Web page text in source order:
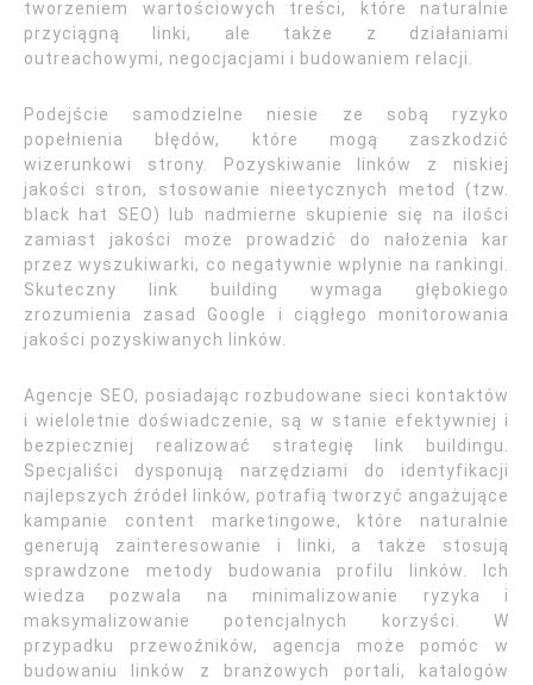
tworzeniem wartościowych treści, które naturalnie
przyciągną linki, ale także z działaniami
outreachowymi, negocjacjami i budowaniem relacji.
Podejście samodzielne niesie ze sobą ryzyko
popełnienia błędów, które mogą zaszkodzić
wizerunkowi strony. Pozyskiwanie linków z niskiej
jakości stron, stosowanie nieetycznych metod (tzw.
black hat SEO) lub nadmierne skupienie się na ilości
zamiast jakości może prowadzić do nałożenia kar
przez wyszukiwarki, co negatywnie wpłynie na rankingi.
Skuteczny link building wymaga głębokiego
zrozumienia zasad Google i ciągłego monitorowania
jakości pozyskiwanych linków.
Agencje SEO, posiadając rozbudowane sieci kontaktów
i wieloletnie doświadczenie, są w stanie efektywniej i
bezpieczniej realizować strategię link buildingu.
Specjaliści dysponują narzędziami do identyfikacji
najlepszych źródeł linków, potrafią tworzyć angażujące
kampanie content marketingowe, które naturalnie
generują zainteresowanie i linki, a także stosują
sprawdzone metody budowania profilu linków. Ich
wiedza pozwala na minimalizowanie ryzyka i
maksymalizowanie potencjalnych korzyści. W
przypadku przewoźników, agencja może pomóc w
budowaniu linków z branżowych portali, katalogów